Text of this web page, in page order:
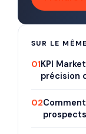
SUR LE
01KPI
précision
02